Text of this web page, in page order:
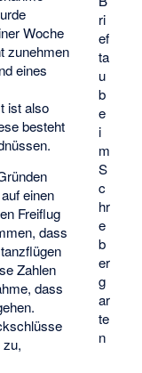
ri
ef
ta
u
b
e
i
m
S
c
hr
e
b
er
g
ar
te
n
Woche
zunehmen
eines
ist also
besteht
einen
Freiflug
dass
Zahlen
dass
zu,